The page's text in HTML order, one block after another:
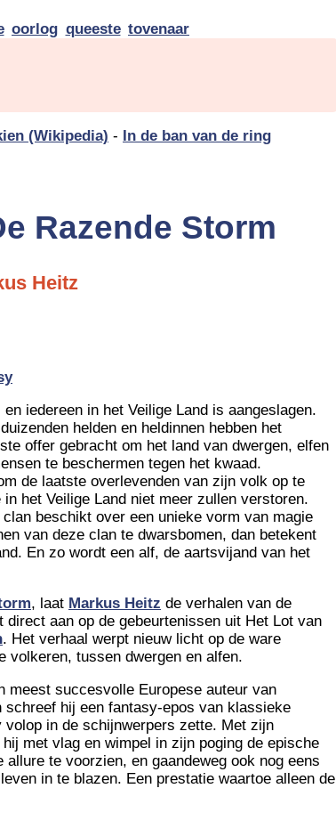
oorlog queeste tovenaar
(Wikipedia) -
In de ban van de ring
Razende Storm
Heitz
en iedereen in het Veilige Land is aangeslagen.
helden en heldinnen hebben het
offer gebracht om het land van dwergen, elfen
te beschermen tegen het kwaad.
de laatste overlevenden van zijn volk op te
het Veilige Land niet meer zullen verstoren.
beschikt over een unieke vorm van magie
van deze clan te dwarsbomen, dan betekent
En zo wordt een alf, de aartsvijand van het
, laat Markus Heitz de verhalen van de
aan op de gebeurtenissen uit Het Lot van
. Het verhaal werpt nieuw licht op de ware
volkeren, tussen dwergen en alfen.
meest succesvolle Europese auteur van
hij een fantasy-epos van klassieke
in de schijnwerpers zette. Met zijn
met vlag en wimpel in zijn poging de epische
te voorzien, en gaandeweg ook nog eens
in te blazen. Een prestatie waartoe alleen de